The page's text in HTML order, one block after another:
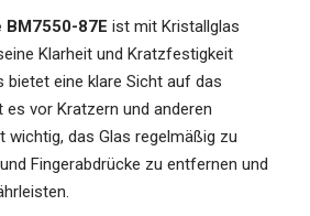
BM7550-87E ist mit Kristallglas
Klarheit und Kratzfestigkeit
bietet eine klare Sicht auf das
vor Kratzern und anderen
wichtig, das Glas regelmäßig zu
Fingerabdrücke zu entfernen und